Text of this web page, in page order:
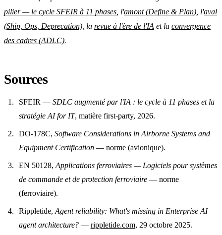
pilier — le cycle SFEIR à 11 phases , l'amont (Define & Plan) , l'aval
(Ship, Ops, Deprecation) , la revue à l'ère de l'IA et la convergence
des cadres (ADLC).
Sources
SFEIR — SDLC augmenté par l'IA : le cycle à 11 phases et la
stratégie AI for IT, matière first-party, 2026.
DO-178C, Software Considerations in Airborne Systems and
Equipment Certification— norme (avionique).
EN 50128, Applications ferroviaires — Logiciels pour systèmes
de commande et de protection ferroviaire— norme
(ferroviaire).
Rippletide, Agent reliability: What's missing in Enterprise AI
agent architecture?— rippletide.com, 29 octobre 2025.